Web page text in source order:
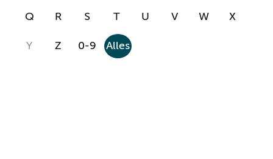
Q R S T U V W X
Y Z 0-9 Alles